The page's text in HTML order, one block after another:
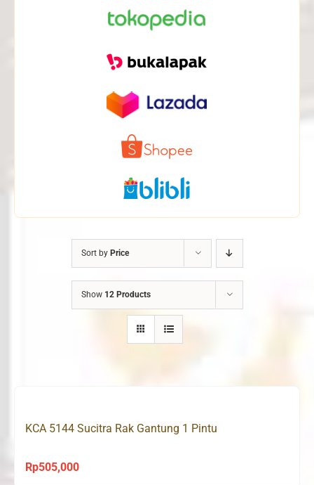
Sort by Price
Show 12 Products
KCA 5144 Sucitra Rak Gantung 1 Pintu
Rp505,000